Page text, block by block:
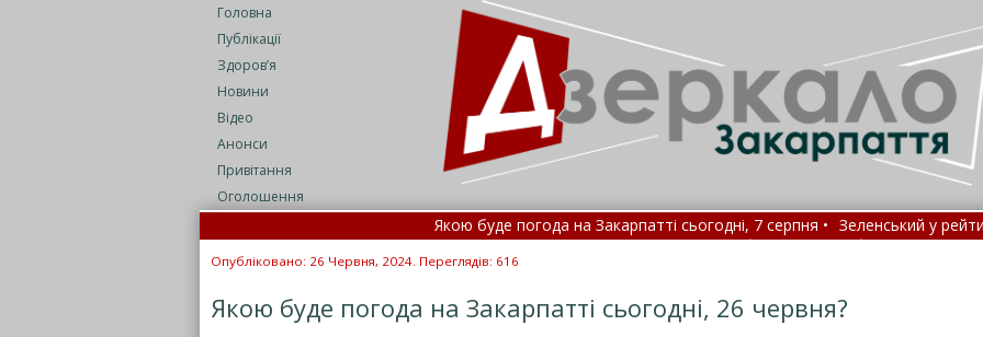
Головна
Публікації
Здоров’я
Новини
Відео
Анонси
Привітання
Оголошення
Якою буде погода на Закарпатті сьогодні, 7 серпня • Зеленський у рейтингу
Як вчені знаходять ліки проти хвороб, які раніше були невиліковними
Опубліковано: 26 Червня, 2024. Переглядів: 616
Якою буде погода на Закарпатті сьогодні, 26 червня?